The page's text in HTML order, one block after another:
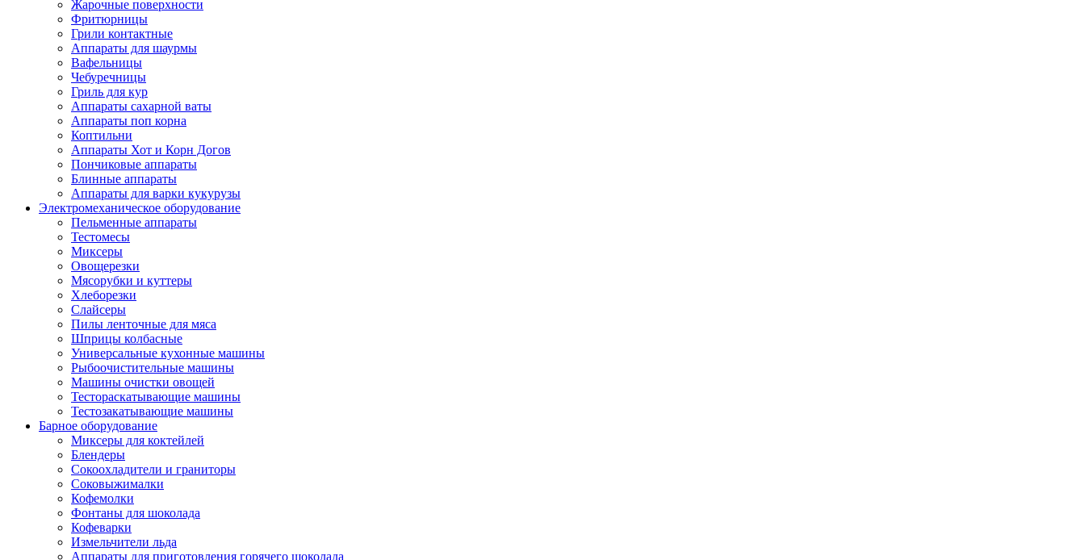
Жарочные поверхности
Фритюрницы
Грили контактные
Аппараты для шаурмы
Вафельницы
Чебуречницы
Гриль для кур
Аппараты сахарной ваты
Аппараты поп корна
Коптильни
Аппараты Хот и Корн Догов
Пончиковые аппараты
Блинные аппараты
Аппараты для варки кукурузы
Электромеханическое оборудование
Пельменные аппараты
Тестомесы
Миксеры
Овощерезки
Мясорубки и куттеры
Хлеборезки
Слайсеры
Пилы ленточные для мяса
Шприцы колбасные
Универсальные кухонные машины
Рыбоочистительные машины
Машины очистки овощей
Тестораскатывающие машины
Тестозакатывающие машины
Барное оборудование
Миксеры для коктейлей
Блендеры
Сокоохладители и граниторы
Соковыжималки
Кофемолки
Фонтаны для шоколада
Кофеварки
Измельчители льда
Аппараты для приготовления горячего шоколада